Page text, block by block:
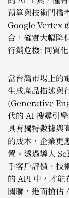
預算與技術門檻
Google Vertex
合，確實大幅降
行銷危機: 同質化
當台灣市場上的
生成產品描述與
(Generative
代的 AI 搜尋引
具有獨特數據與
的成本，企業
置。透過導入
手客戶評價、技
的 API 中，才能
關聯，進而搶佔